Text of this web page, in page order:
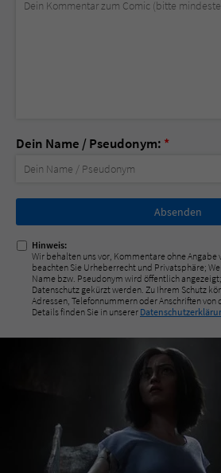
Dein Name / Pseudonym: *
Nicht
ausfüllen!
Hinweis:
Wir behalten uns vor, Kommentare ohne Angabe
beachten Sie Urheberrecht und Privatsphäre;
Name bzw. Pseudonym wird öffentlich
Datenschutz gekürzt werden. Zu Ihrem Schutz
Adressen, Telefonnummern oder Anschriften
Details finden Sie in unserer